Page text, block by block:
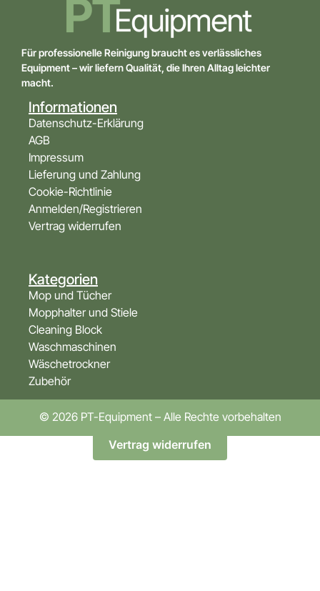
Für professionelle Reinigung braucht es verlässliches
Equipment – wir liefern Qualität, die Ihren Alltag leichter
macht.
Informationen
Datenschutz-Erklärung
AGB
Impressum
Lieferung und Zahlung
Cookie-Richtlinie
Anmelden/Registrieren
Vertrag widerrufen
Kategorien
Mop und Tücher
Mopphalter und Stiele
Cleaning Block
Waschmaschinen
Wäschetrockner
Zubehör
© 2026 PT-Equipment – Alle Rechte vorbehalten
Vertrag widerrufen